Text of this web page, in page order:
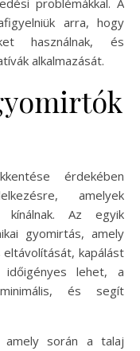
problémákkal. A
arra, hogy
használnak, és
alkalmazását.
érdekében
amelyek
kínálnak. Az egyik
gyomirtás, amely
eltávolítását, kapálást
lehet, a
és segít
amely során a talaj